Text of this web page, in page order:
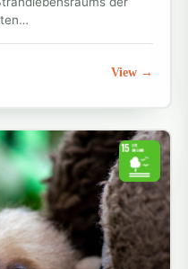
enthalten?
oder
vor der Abreise
Uhr im Land
View →